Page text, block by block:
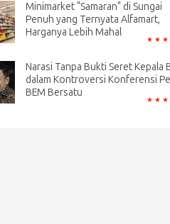
Minimarket "Samaran" di Sungai
Penuh yang Ternyata Alfamart,
Harganya Lebih Mahal
Narasi Tanpa Bukti Seret Kepala
dalam Kontroversi Konferensi
BEM Bersatu